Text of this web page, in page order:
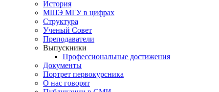
История
МШЭ МГУ в цифрах
Структура
Ученый Совет
Преподаватели
Выпускники
Профессиональные достижения
Документы
Портрет первокурсника
О нас говорят